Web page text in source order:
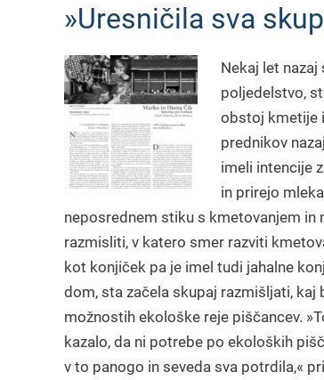
»Uresničila sva
Nekaj let
poljedelstvo,
obstoj kmetije
prednikov
imeli intencije
in prirejo
neposrednem stiku s kmetovanjem in
razmisliti, v katero smer razviti
kot konjiček pa je imel tudi jahalne
dom, sta začela skupaj razmišljati,
možnostih ekološke reje piščancev.
kazalo, da ni potrebe po ekoloških
v to panogo in seveda sva potrdila,«